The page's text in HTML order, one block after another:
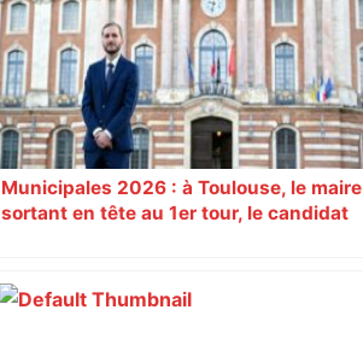
Municipales 2026 : à Toulouse, le maire
sortant en tête au 1er tour, le candidat